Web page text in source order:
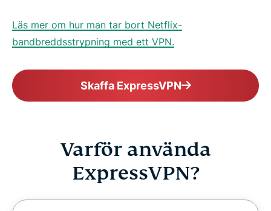
Läs mer om hur man tar bort Netflix-
bandbreddsstrypning med ett VPN.
Skaffa ExpressVPN
Varför använda
ExpressVPN?